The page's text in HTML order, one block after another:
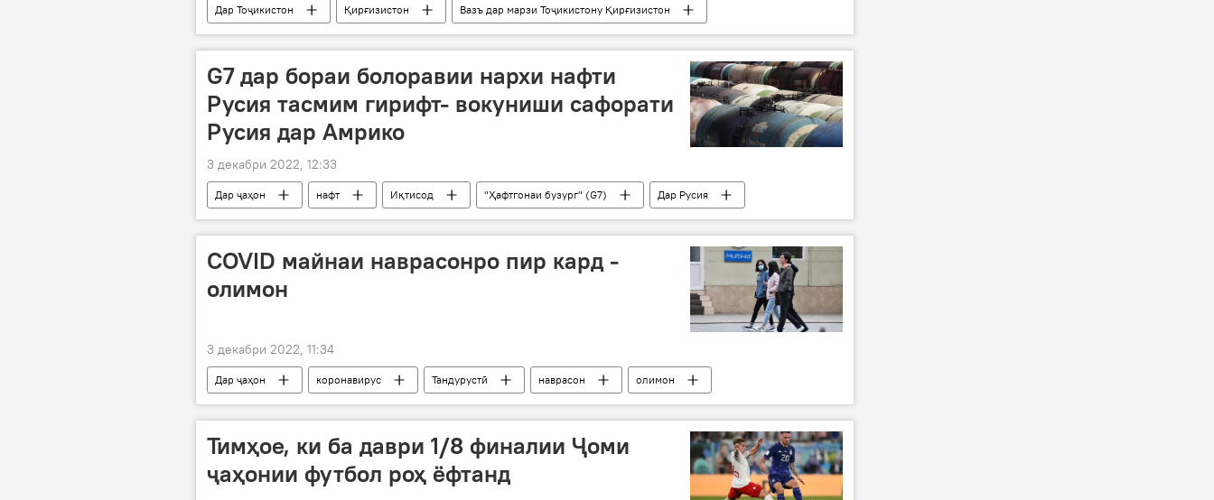
Дар Тоҷикистон Қирғизистон Вазъ дар марзи Тоҷикистону Қирғизистон
G7 дар бораи болоравии нархи нафти
Русия тасмим гирифт- вокуниши сафорати
Русия дар Амрико
3 декабри 2022, 12:33
Дар ҷаҳон нафт Иқтисод "Ҳафтгонаи бузург" (G7) Дар Русия
COVID майнаи наврасонро пир кард -
олимон
3 декабри 2022, 11:34
Дар ҷаҳон коронавирус Тандурустӣ наврасон
олимон
Коронавирус дар Русия ва ҷаҳон: охирин хабару гузоришҳо
Тимҳое, ки ба даври 1/8 финалии Ҷоми
ҷаҳонии футбол роҳ ёфтанд